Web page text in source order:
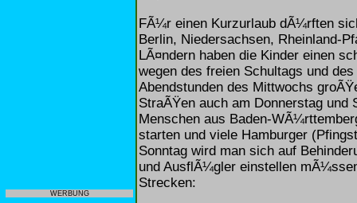
WERBUNG
FÃ¼r einen Kurzurlaub dÃ¼rften
Berlin, Niedersachsen, Rheinland-
LÃ¤ndern haben die Kinder einen
wegen des freien Schultags und
Abendstunden des Mittwochs
StraÃŸen auch am Donnerstag
Menschen aus Baden-
starten und viele Hamburger
Sonntag wird man sich auf
und AusflÃ¼gler einstellen
Strecken: